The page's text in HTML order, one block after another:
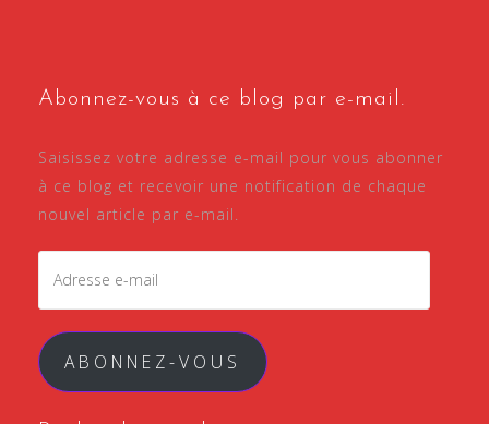
Abonnez-vous à ce blog par e-mail.
Saisissez votre adresse e-mail pour vous abonner
à ce blog et recevoir une notification de chaque
nouvel article par e-mail.
ABONNEZ-VOUS